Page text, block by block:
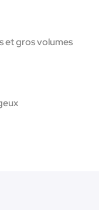
et gros volumes